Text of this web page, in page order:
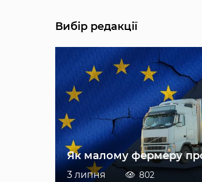
Вибір редакції
Як малому фермеру
3 липня 802